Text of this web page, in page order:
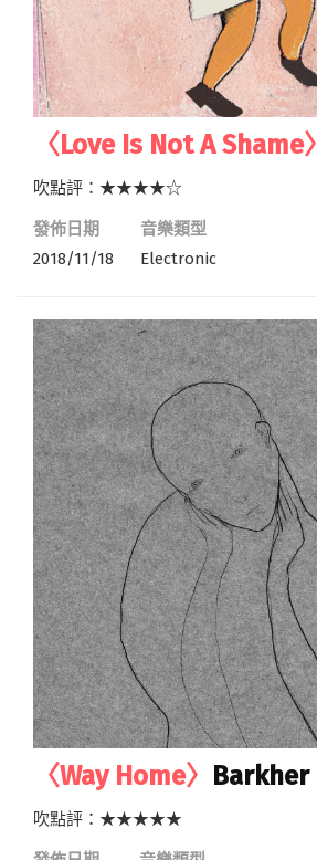
〈Love Is Not A Shame〉
吹點評：★★★★☆
發佈日期
2018/11/18
音樂類型
Electronic
〈Way Home〉 Barkher
吹點評：★★★★★